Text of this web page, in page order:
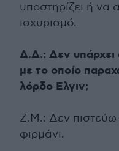
υποστηρίζει ή να
ισχυρισμό.
Δ.Δ.: Δεν υπάρχει
με το οποίο
λόρδο Ελγιν;
Ζ.Μ.: Δεν πιστεύω
φιρμάνι.